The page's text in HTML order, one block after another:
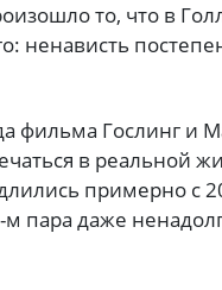
то, что в
ненависть
фильма Гослинг и
в реальной
примерно с
м пара даже